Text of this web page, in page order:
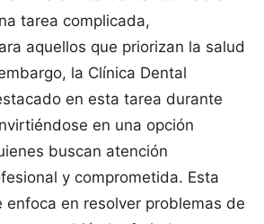
tarea complicada,
aquellos que priorizan la salud
la Clínica Dental
en esta tarea durante
en una opción
buscan atención
y comprometida. Esta
enfoca en resolver problemas de